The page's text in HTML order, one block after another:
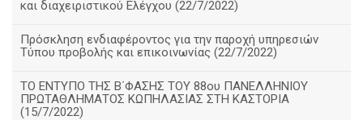
και διαχειριστικού Ελέγχου (22/7/2022)
Πρόσκληση ενδιαφέροντος για την παροχή υπηρεσιών
Τύπου προβολής και επικοινωνίας (22/7/2022)
ΤΟ ΕΝΤΥΠΟ ΤΗΣ Β΄ΦΑΣΗΣ ΤΟΥ 88ου ΠΑΝΕΛΛΗΝΙΟΥ
ΠΡΩΤΑΘΛΗΜΑΤΟΣ ΚΩΠΗΛΑΣΙΑΣ ΣΤΗ ΚΑΣΤΟΡΙΑ
(15/7/2022)